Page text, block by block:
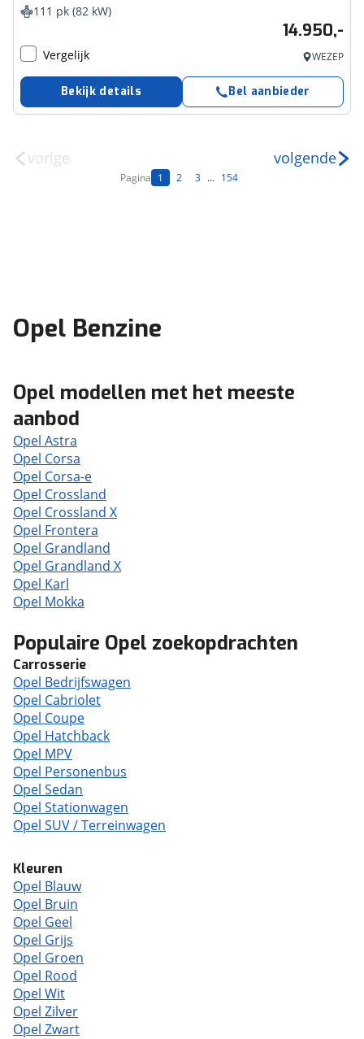
111 pk (82 kW)
14.950,-
Vergelijk WEZEP
Bekijk details Bel aanbieder
vorige
Pagina 1 2 3 ... 154
volgende
Opel Benzine
Opel modellen met het meeste
aanbod
Opel Astra
Opel Corsa
Opel Corsa-e
Opel Crossland
Opel Crossland X
Opel Frontera
Opel Grandland
Opel Grandland X
Opel Karl
Opel Mokka
Populaire Opel zoekopdrachten
Carrosserie
Opel Bedrijfswagen
Opel Cabriolet
Opel Coupe
Opel Hatchback
Opel MPV
Opel Personenbus
Opel Sedan
Opel Stationwagen
Opel SUV / Terreinwagen
Kleuren
Opel Blauw
Opel Bruin
Opel Geel
Opel Grijs
Opel Groen
Opel Rood
Opel Wit
Opel Zilver
Opel Zwart